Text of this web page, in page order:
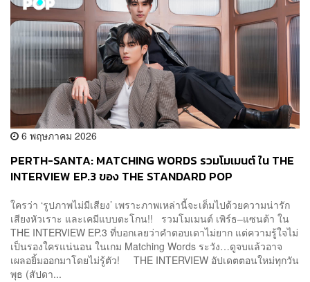
6 พฤษภาคม 2026
PERTH-SANTA: MATCHING WORDS รวมโมเมนต์ ใน THE
INTERVIEW EP.3 ของ THE STANDARD POP
ใครว่า ‘รูปภาพไม่มีเสียง’ เพราะภาพเหล่านี้จะเต็มไปด้วยความน่ารัก
เสียงหัวเราะ และเคมีแบบตะโกน!! รวมโมเมนต์ เพิร์ธ–แซนต้า ใน
THE INTERVIEW EP.3 ที่บอกเลยว่าคำตอบเดาไม่ยาก แต่ความรู้ใจไม่
เป็นรองใครแน่นอน ในเกม Matching Words ระวัง…ดูจบแล้วอาจ
เผลอยิ้มออกมาโดยไม่รู้ตัว! THE INTERVIEW อัปเดตตอนใหม่ทุกวัน
พุธ (สัปดา...